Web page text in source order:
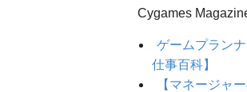
Cygames
ゲームプラン
仕事百科】
【マネージャ